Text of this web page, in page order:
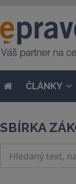
ČLÁNKY
SBÍRKA